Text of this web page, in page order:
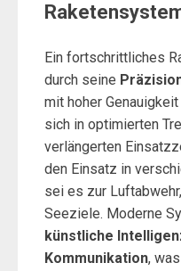
Ein fortschrittliches
durch seine
mit hoher
sich in optimierten
verlängerten
den Einsatz in
sei es zur
Seeziele. Moderne
künstliche
Kommunikation,